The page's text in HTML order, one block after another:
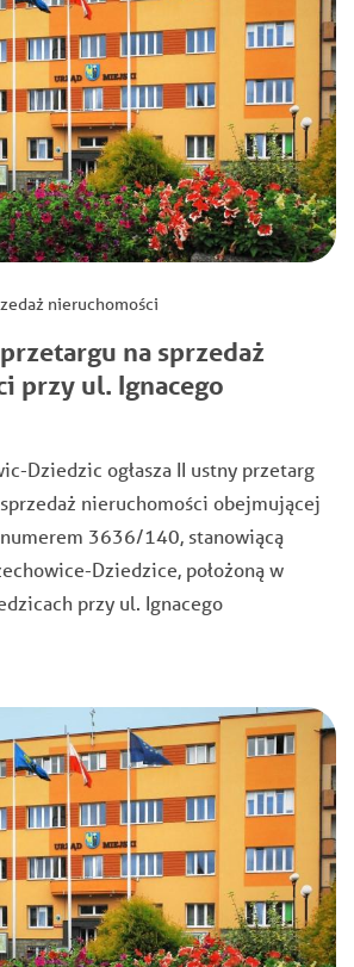
nieruchomości
na sprzedaż
przy ul. Ignacego
Dziedzic ogłasza II ustny przetarg
nieruchomości obejmującej
numerem 3636/140, stanowiącą
Dziedzice, położoną w
przy ul. Ignacego